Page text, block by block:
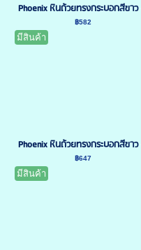
Phoenix หินถ้วยทรงกระบอกสีขา
฿582
มีสินค้า
Phoenix หินถ้วยทรงกระบอกสีขา
฿647
มีสินค้า